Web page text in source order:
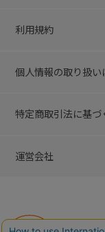
利用規約
個人情報の取り扱い
特定商取引法に基づ
運営会社